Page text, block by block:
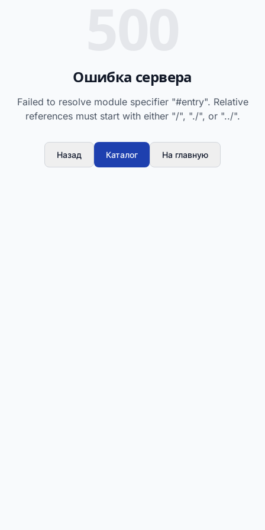
Ошибка сервера
Failed to resolve module specifier "#entry". Relative
references must start with either "/", "./", or "../".
Назад Каталог На главную